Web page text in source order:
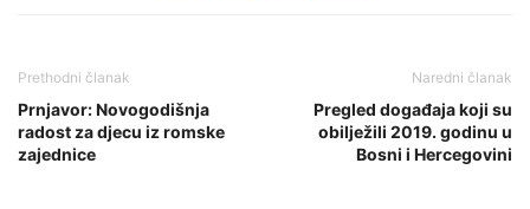
Prethodni članak
Prnjavor: Novogodišnja
radost za djecu iz romske
zajednice
Naredni članak
Pregled događaja koji su
obilježili 2019. godinu u
Bosni i Hercegovini